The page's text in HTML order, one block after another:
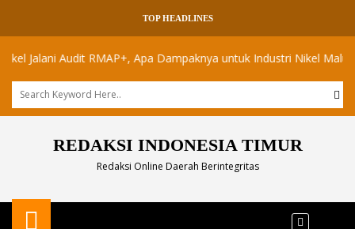
TOP HEADLINES
Audit RMAP+, Apa Dampaknya untuk Industri Nikel Maluku Utara?
REDAKSI INDONESIA TIMUR
Redaksi Online Daerah Berintegritas